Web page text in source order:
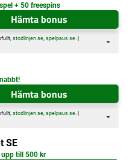
+ 50 freespins
Hämta bonus
stodlinjen.se, spelpaus.se. |
Hämta bonus
stodlinjen.se, spelpaus.se. |
SE
upp till 500 kr